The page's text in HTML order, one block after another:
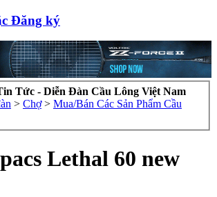
Đăng ký
Tức - Diễn Đàn Cầu Lông Việt Nam
> Chợ > Mua/Bán Các Sản Phẩm Cầu
Lethal 60 new